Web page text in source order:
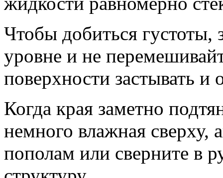
Чтобы добиться густоты,
уровне и не
поверхности застывать и
Когда края заметно
немного влажная сверху,
пополам или сверните в